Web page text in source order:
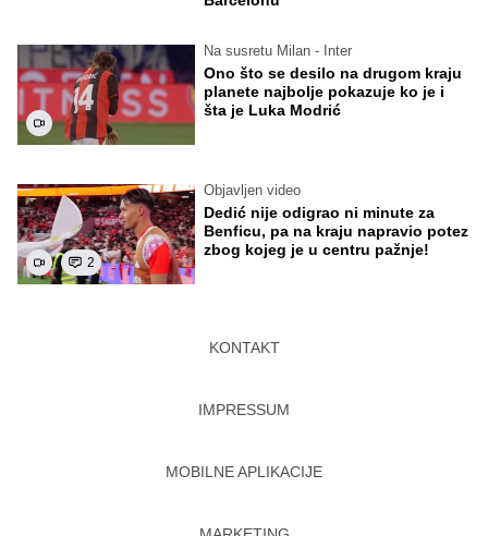
Na susretu Milan - Inter
Ono što se desilo na drugom kraju
planete najbolje pokazuje ko je i
šta je Luka Modrić
2
Objavljen video
Dedić nije odigrao ni minute za
Benficu, pa na kraju napravio potez
zbog kojeg je u centru pažnje!
KONTAKT
IMPRESSUM
MOBILNE APLIKACIJE